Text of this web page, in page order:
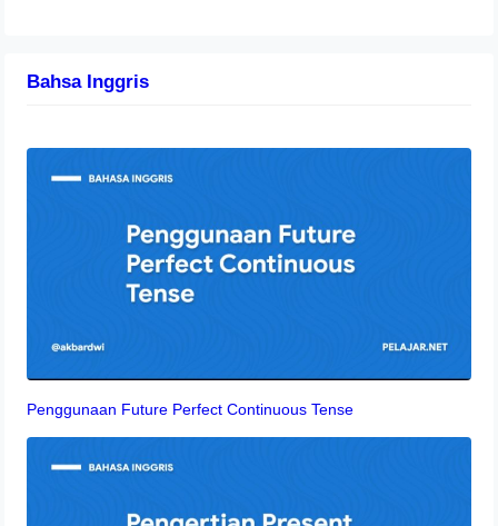
Bahsa Inggris
Penggunaan Future Perfect Continuous Tense